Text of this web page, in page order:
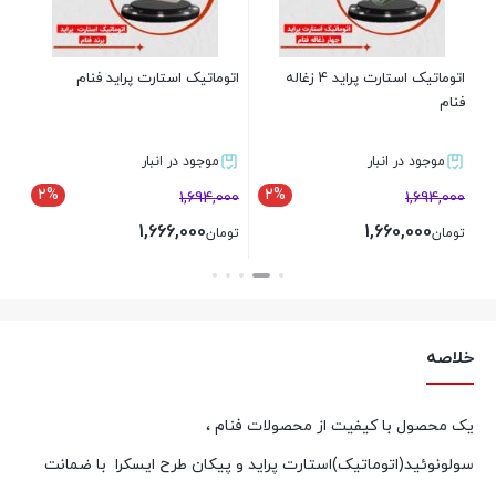
اتوماتیک استارت پراید 4 زغاله
فنام
موجود در انبار
2% 1,694,000
تومان1,660,000
اتوماتیک استارت پراید فنام
موجود در انبار
2% 1,694,000
تومان1,666,000
خلاصه
یک محصول با کیفیت از محصولات فنام ،
سولونوئید(اتوماتیک)استارت پراید و پیکان طرح ایسکرا با ضمانت